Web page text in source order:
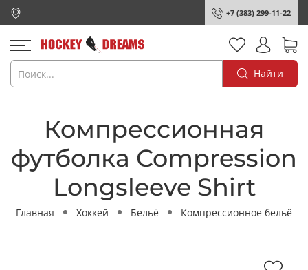
+7 (383) 299-11-22
Найти
Компрессионная
футболка Compression
Longsleeve Shirt
Главная Хоккей Бельё Компрессионное бельё